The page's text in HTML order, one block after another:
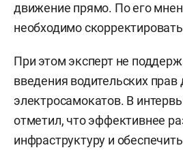
движение прямо. По его
необходимо
При этом эксперт не
введения водительских прав
электросамокатов. В
отметил, что эффективнее
инфраструктуру и